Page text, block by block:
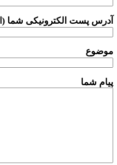
آدرس پست الکترونیکی شما
موضوع
پیام شما